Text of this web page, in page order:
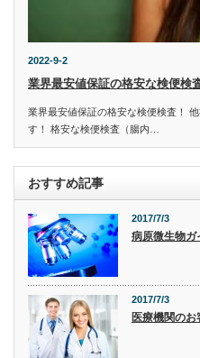
2022-9-2
業界最安値保証の格安な検便検
業界最安値保証の格安な検便検査！
す！ 格安な検便検査（腸内…
おすすめ記事
2017/7/3
病原微生物ガ
2017/7/3
医療機関のお